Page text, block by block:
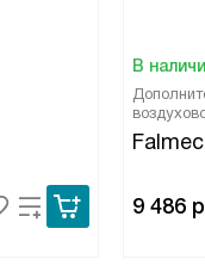
В
9 486